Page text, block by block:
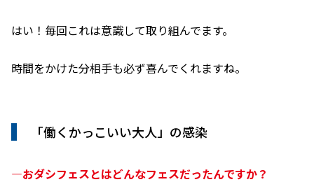
はい！毎回これは意識して取り組んでます。
時間をかけた分相手も必ず喜んでくれますね。
「働くかっこいい大人」の感染
―おダシフェスとはどんなフェスだったんですか？